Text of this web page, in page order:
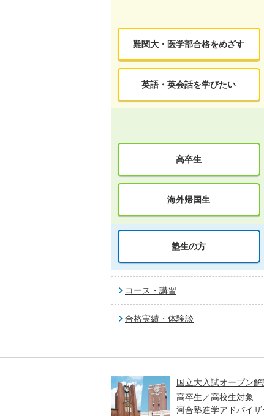
難関大・医学部合格をめざす
英語・英会話を学びたい
高卒生
海外帰国生
塾生の方
コース・講習
合格実績・体験談
国立大入試オープン
高卒生／高校生対象
河合塾進学アドバイザ